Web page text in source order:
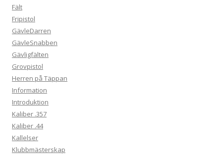
Fält
Fripistol
GävleDarren
GävleSnabben
Gävligfälten
Grovpistol
Herren på Täppan
Information
Introduktion
Kaliber .357
Kaliber .44
Kallelser
Klubbmästerskap